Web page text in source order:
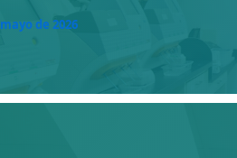
de 2026